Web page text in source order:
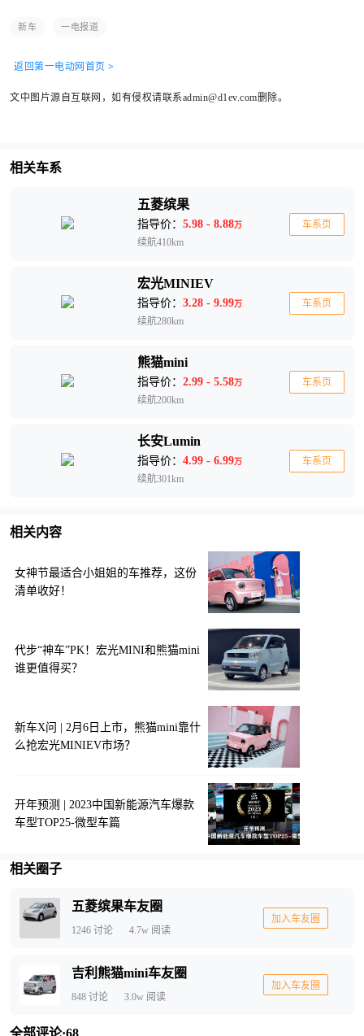
新车 一电报道
返回第一电动网首页 >
文中图片源自互联网，如有侵权请联系admin@d1ev.com删除。
相关车系
五菱缤果
指导价： 5.98 - 8.88万
续航410km
车系页
宏光MINIEV
指导价： 3.28 - 9.99万
续航280km
车系页
熊猫mini
指导价： 2.99 - 5.58万
续航200km
车系页
长安Lumin
指导价： 4.99 - 6.99万
续航301km
车系页
相关内容
女神节最适合小姐姐的车推荐，这份
清单收好！
代步“神车”PK！宏光MINI和熊猫mini
谁更值得买？
新车X问 | 2月6日上市，熊猫mini靠什
么抢宏光MINIEV市场？
开年预测 | 2023中国新能源汽车爆款
车型TOP25-微型车篇
相关圈子
五菱缤果车友圈
1246 讨论 4.7w 阅读
加入车友圈
吉利熊猫mini车友圈
848 讨论 3.0w 阅读
加入车友圈